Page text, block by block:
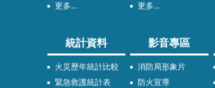
更多...
更多...
統計資料
火災歷年統計比較
緊急救護統計表
影音專區
消防局形象片
防火宣導